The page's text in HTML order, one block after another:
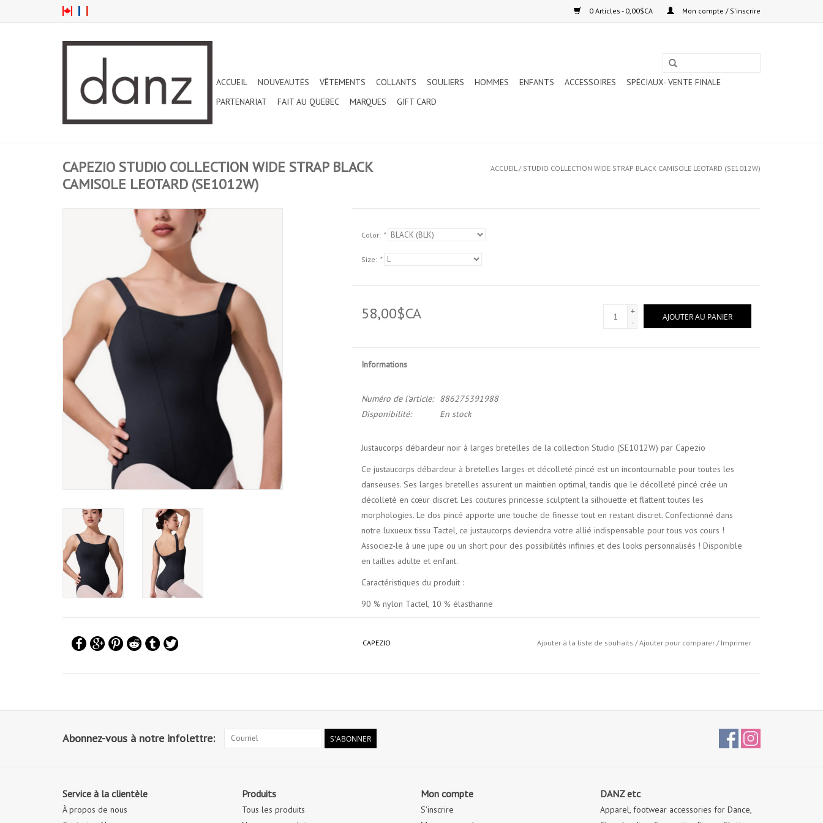
0 Articles - 0,00$CA Mon compte / S'inscrire
ACCUEIL NOUVEAUTÉS VÊTEMENTS COLLANTS SOULIERS HOMMES ENFANTS ACCESSOIRES
SPÉCIAUX- VENTE FINALE
PARTENARIAT
FAIT AU QUEBEC MARQUES GIFT CARD
CAPEZIO STUDIO COLLECTION WIDE STRAP BLACK
CAMISOLE LEOTARD (SE1012W)
ACCUEIL/ STUDIO COLLECTION WIDE STRAP BLACK CAMISOLE LEOTARD (SE1012W)
Color: *
Size: *
58,00$CA
+
-
AJOUTER AU PANIER
Informations
Numéro de l'article:
886275391988
Disponibilité:
En stock
Justaucorps débardeur noir à larges bretelles de la collection Studio (SE1012W) par Capezio
Ce justaucorps débardeur à bretelles larges et décolleté pincé est un incontournable pour toutes les
danseuses. Ses larges bretelles assurent un maintien optimal, tandis que le décolleté pincé crée un
décolleté en cœur discret. Les coutures princesse sculptent la silhouette et flattent toutes les
morphologies. Le dos pincé apporte une touche de finesse tout en restant discret. Confectionné dans
notre luxueux tissu Tactel, ce justaucorps deviendra votre allié indispensable pour tous vos cours !
Associez-le à une jupe ou un short pour des possibilités infinies et des looks personnalisés ! Disponible
en tailles adulte et enfant.
Caractéristiques du produit :
90 % nylon Tactel, 10 % élasthanne
Larges bretelles et décolleté pincé
CAPEZIO Ajouter à la liste de souhaits /Ajouter pour comparer / Imprimer
Abonnez-vous à notre infolettre: S'ABONNER
Service à la clientèle
À propos de nous
Produits
Tous les produits
Mon compte
S'inscrire
DANZ etc
Apparel, footwear accessories for Dance,